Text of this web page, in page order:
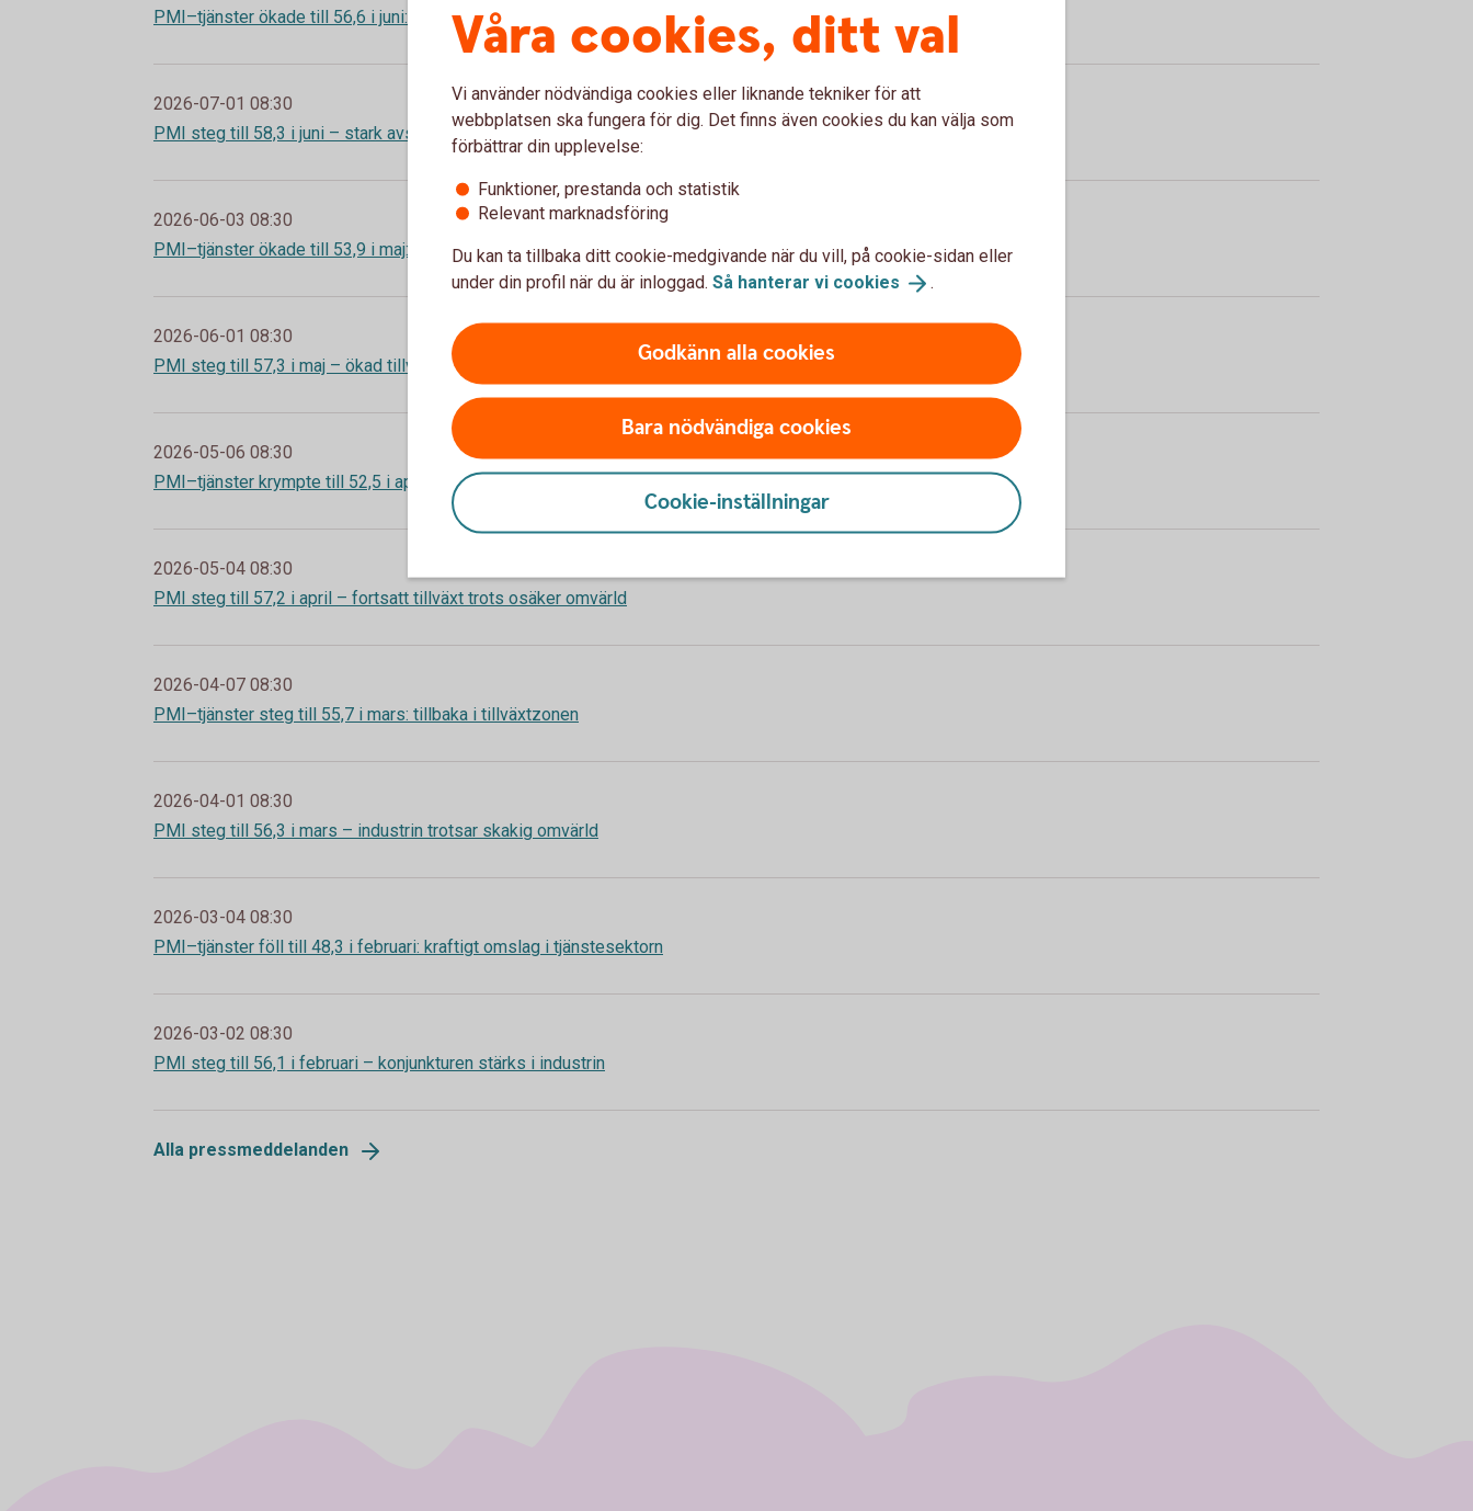
PMI–tjänster ökade till 56,6 i juni: högre fart i tjänstesektorn
2026-07-01 08:30
PMI steg till 58,3 i juni – stark avslutning av andra kvartalet
2026-06-03 08:30
PMI–tjänster ökade till 53,9 i maj: tillväxt utan att ta fart
2026-06-01 08:30
PMI steg till 57,3 i maj – ökad tillväxt och högre kostnadstryck
2026-05-06 08:30
PMI–tjänster krympte till 52,5 i april: trögare i tjänstesektorn
2026-05-04 08:30
PMI steg till 57,2 i april – fortsatt tillväxt trots osäker omvärld
2026-04-07 08:30
PMI–tjänster steg till 55,7 i mars: tillbaka i tillväxtzonen
2026-04-01 08:30
PMI steg till 56,3 i mars – industrin trotsar skakig omvärld
2026-03-04 08:30
PMI–tjänster föll till 48,3 i februari: kraftigt omslag i tjänstesektorn
2026-03-02 08:30
PMI steg till 56,1 i februari – konjunkturen stärks i industrin
Alla pressmeddelanden
Våra cookies, ditt val
Vi använder nödvändiga cookies eller liknande tekniker för att
webbplatsen ska fungera för dig. Det finns även cookies du kan välja som
förbättrar din upplevelse:
Funktioner, prestanda och statistik
Relevant marknadsföring
Du kan ta tillbaka ditt cookie-medgivande när du vill, på cookie-sidan eller
under din profil när du är inloggad. Så hanterar vi cookies .
Godkänn alla cookies
Bara nödvändiga cookies
Cookie-inställningar